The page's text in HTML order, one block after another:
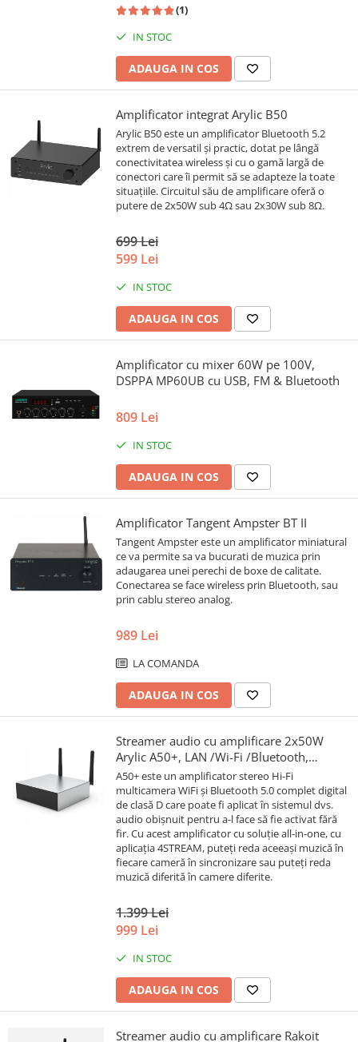
(1)
IN STOC
ADAUGA IN COS
Amplificator integrat Arylic B50
Arylic B50 este un amplificator Bluetooth 5.2
extrem de versatil și practic, dotat pe lângă
conectivitatea wireless și cu o gamă largă de
conectori care îi permit să se adapteze la toate
situațiile. Circuitul său de amplificare oferă o
putere de 2x50W sub 4Ω sau 2x30W sub 8Ω.
699 Lei
599 Lei
IN STOC
ADAUGA IN COS
Amplificator cu mixer 60W pe 100V,
DSPPA MP60UB cu USB, FM & Bluetooth
809 Lei
IN STOC
ADAUGA IN COS
Amplificator Tangent Ampster BT II
Tangent Ampster este un amplificator miniatural
ce va permite sa va bucurati de muzica prin
adaugarea unei perechi de boxe de calitate.
Conectarea se face wireless prin Bluetooth, sau
prin cablu stereo analog.
989 Lei
LA COMANDA
ADAUGA IN COS
Streamer audio cu amplificare 2x50W
Arylic A50+, LAN /Wi-Fi /Bluetooth,
24bit/192kHz, Multiroom
A50+ este un amplificator stereo Hi-Fi
multicamera WiFi și Bluetooth 5.0 complet digital
de clasă D care poate fi aplicat în sistemul dvs.
audio obișnuit pentru a-l face să fie activat fără
fir. Cu acest amplificator cu soluție all-in-one, cu
aplicația 4STREAM, puteți reda aceeași muzică în
fiecare cameră în sincronizare sau puteți reda
muzică diferită în camere diferite.
1.399 Lei
999 Lei
IN STOC
ADAUGA IN COS
Streamer audio cu amplificare Rakoit